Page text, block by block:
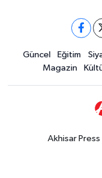
Güncel Eğitim
Magazin
Akhisar